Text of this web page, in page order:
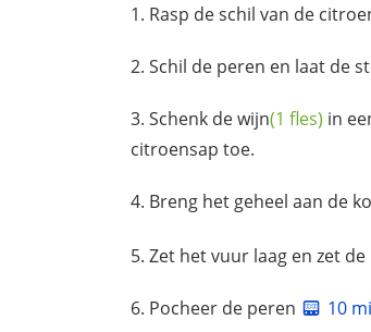
Rasp de schil van de
Schil de peren en laat de
Schenk dewijn(1 fles) in
citroensap toe.
Breng het geheel aan de
Zet het vuur laag en zet
Pocheer de peren 10